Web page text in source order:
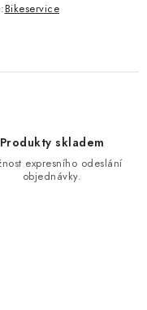
Bikeservice
Produkty skladem
expresního odeslání
objednávky.